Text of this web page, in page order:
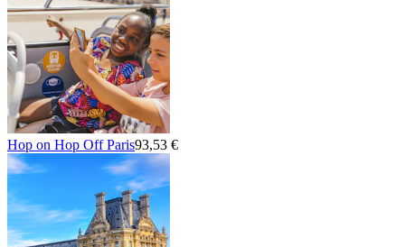
Hop on Hop Off Paris93,53 €